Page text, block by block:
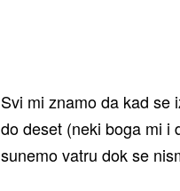
Svi mi znamo da kad se
do deset (neki boga mi i
sunemo vatru dok se